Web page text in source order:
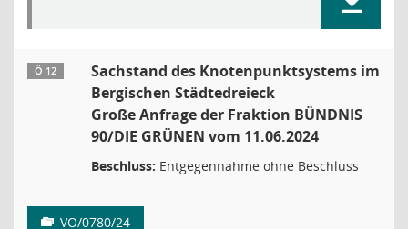
Ö 12
Sachstand des Knotenpunktsystems im
Bergischen Städtedreieck
Große Anfrage der Fraktion BÜNDNIS
90/DIE GRÜNEN vom 11.06.2024
Beschluss: Entgegennahme ohne Beschluss
VO/0780/24